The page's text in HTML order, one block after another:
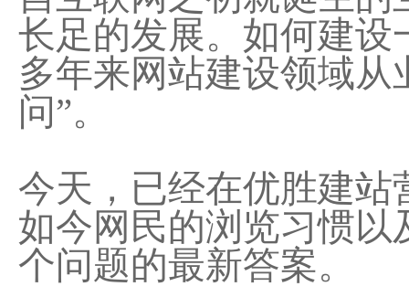
长足的发展。如何建
多年来网站建设领域从
问”。
今天，已经在优胜建
如今网民的浏览习惯
个问题的最新答案。